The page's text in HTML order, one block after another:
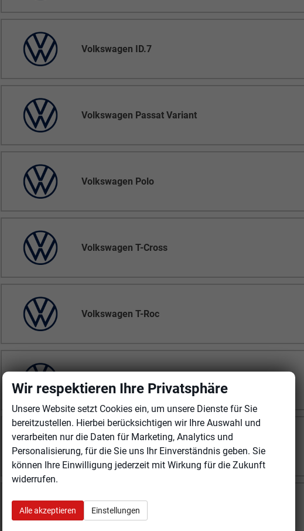
Volkswagen ID.7
Volkswagen Passat Variant
Volkswagen Polo
Volkswagen T-Cross
Volkswagen T-Roc
Volkswagen T7 California
Volkswagen T7 Multivan
Volkswagen T7 Transporter Kastenwagen
Wir respektieren Ihre Privatsphäre
Unsere Website setzt Cookies ein, um unsere Dienste für Sie
bereitzustellen. Hierbei berücksichtigen wir Ihre Auswahl und
verarbeiten nur die Daten für Marketing, Analytics und
Personalisierung, für die Sie uns Ihr Einverständnis geben. Sie
können Ihre Einwilligung jederzeit mit Wirkung für die Zukunft
widerrufen.
Alle akzeptieren Einstellungen